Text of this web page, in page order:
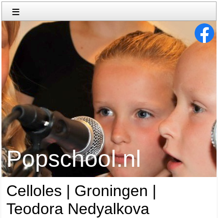
≡
Popschool.nl
Celloles | Groningen |
Teodora Nedyalkova